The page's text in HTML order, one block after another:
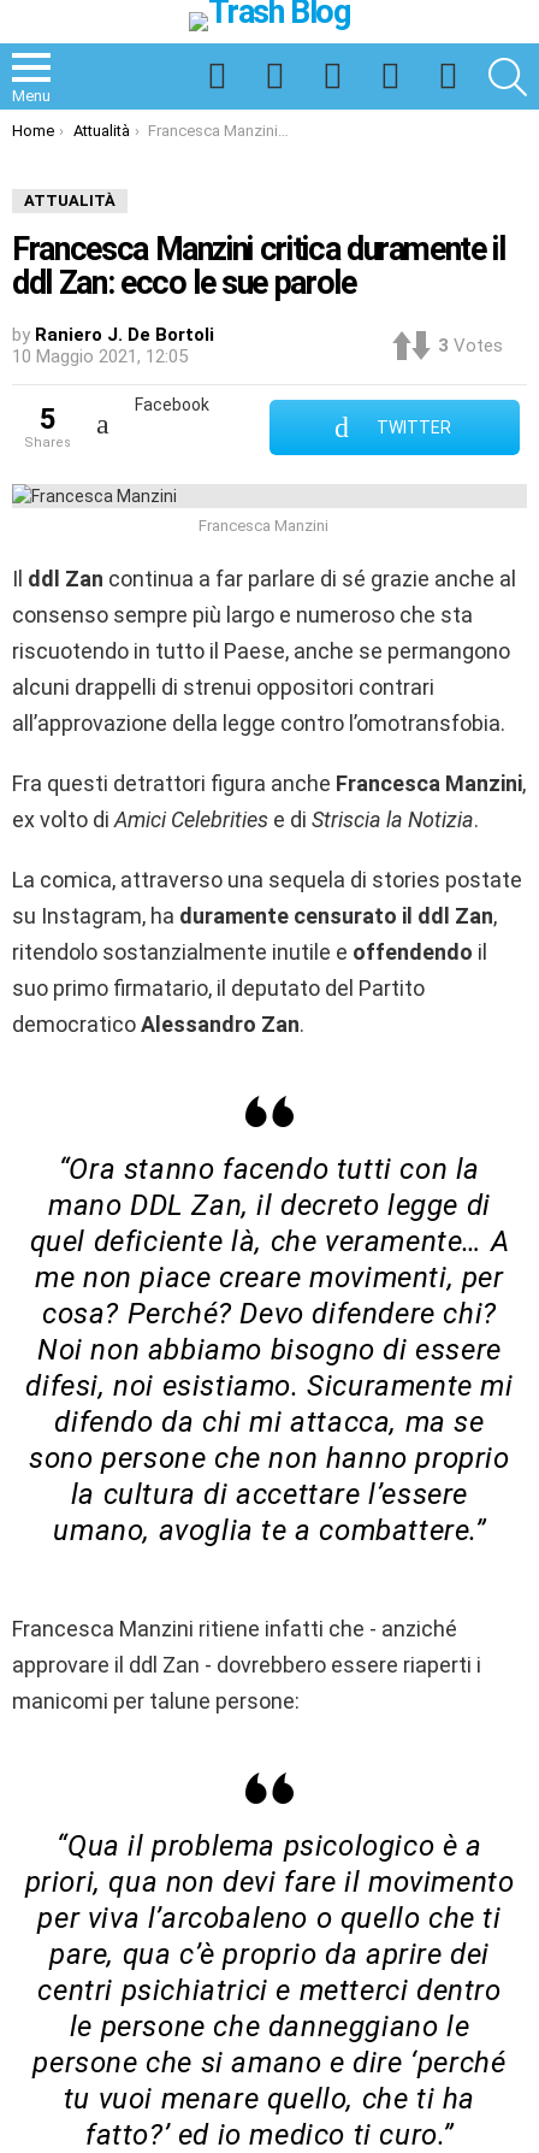
Menu
Facebook
Twitter
Instagram
Spotify
TikTok
You are here:
Home Attualità Francesca Manzini critica duramente il ddl Zan: ecco le sue parole
ATTUALITÀ
Francesca Manzini critica duramente il
ddl Zan: ecco le sue parole
by Raniero J. De Bortoli
10 Maggio 2021, 12:05
3 Votes
5
shares
Facebook
TWITTER
Francesca Manzini
Il ddl Zan continua a far parlare di sé grazie anche al
consenso sempre più largo e numeroso che sta
riscuotendo in tutto il Paese, anche se permangono
alcuni drappelli di strenui oppositori contrari
all’approvazione della legge contro l’omotransfobia.
Fra questi detrattori figura anche Francesca Manzini,
ex volto di Amici Celebrities e di Striscia la Notizia.
La comica, attraverso una sequela di stories postate
su Instagram, ha duramente censurato il ddl Zan,
ritendolo sostanzialmente inutile e offendendo il
suo primo firmatario, il deputato del Partito
democraticoAlessandro Zan.
“Ora stanno facendo tutti con la
mano DDL Zan, il decreto legge di
quel deficiente là, che veramente… A
me non piace creare movimenti, per
cosa? Perché? Devo difendere chi?
Noi non abbiamo bisogno di essere
difesi, noi esistiamo. Sicuramente mi
difendo da chi mi attacca, ma se
sono persone che non hanno proprio
la cultura di accettare l’essere
umano, avoglia te a combattere.”
Francesca Manzini ritiene infatti che - anziché
approvare il ddl Zan - dovrebbero essere riaperti i
manicomi per talune persone:
“Qua il problema psicologico è a
priori, qua non devi fare il movimento
per viva l’arcobaleno o quello che ti
pare, qua c’è proprio da aprire dei
centri psichiatrici e metterci dentro
le persone che danneggiano le
persone che si amano e dire ‘perché
tu vuoi menare quello, che ti ha
fatto?’ ed io medico ti curo.”